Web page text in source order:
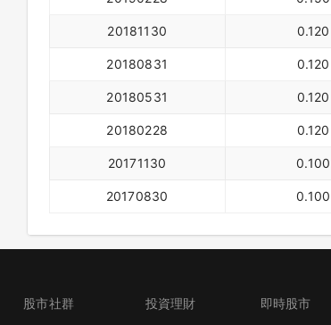
20181130 0.120
20180831 0.120
20180531 0.120
20180228 0.120
20171130 0.100
20170830 0.100
股市社群 投資理財 即時股市